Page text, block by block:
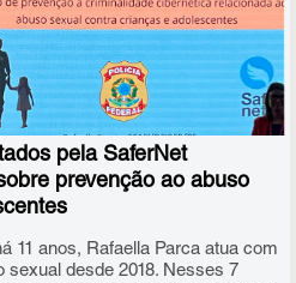
pela SaferNet
prevenção ao abuso
11 anos, Rafaella Parca atua com
desde 2018. Nesses 7